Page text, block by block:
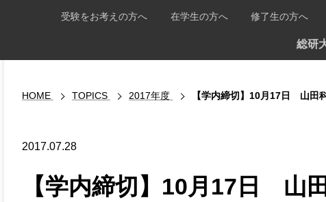
総研
受験をお考えの方へ 在学生の方へ 修了生の方へ
HOME TOPICS 2017年度 【学内締切】10月17日 山田
2017.07.28
【学内締切】10月17日 山